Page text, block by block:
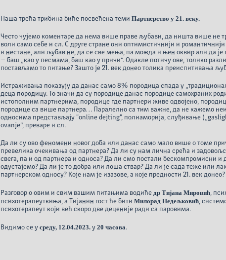
Наша трећа трибина биће посвећена темиПартнерство у 21. веку.
Често чујемо коментаре да нема више праве љубави, да ништа више не
воли само себе и сл. С друге стране они оптимистичнији и
и нестане, али љубав не, да се све мења, па можда и њен оквир али да је
– баш „као у песмама, баш као у причи“. Одакле потичу ове, толико
постављамо то питање? Зашто је 21. век донео толика преиспитивања
Истраживања показују да данас само 8% породица спада у
деца породицу. То значи да су породице данас породице самохраних
истополним партнерима, породице где партнери живе одвојено,
породице са више партнера… Паралелно са тим важне, да не кажемо
односима представљају "online dejting", полиаморија, слуђивање
ovanje“, преваре и сл.
Да ли су ово феномени новог доба или данас само мало више о томе
превелика очекивања од партнера? Да ли су нам лична срећа и
свега, па и од партнера и односа? Да ли смо постали бескомпромисни и
одустајемо? Да ли је то добра или лоша ствар? Да ли је сада теже или
партнерском односу? Које нам је изазове, а које предности 21. век донео?
Разговор о овим и свим вашим питањима водићедр Тијана Мировић,
психотерапеуткиња, а Тијанин гост ће битиМилорад Недељковић,
психотерапеут који већ скоро две деценије ради са паровима.
Видимо се усреду, 12.04.2023. у20 часова.